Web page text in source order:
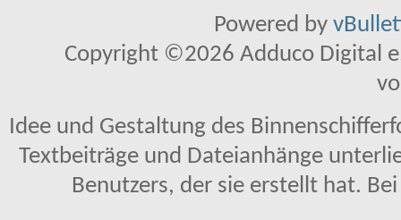
Powered by
Copyright ©2026 Adduco Digital
Idee und Gestaltung des
Textbeiträge und Dateianhänge
Benutzers, der sie erstellt hat.